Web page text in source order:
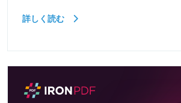
詳しく読む